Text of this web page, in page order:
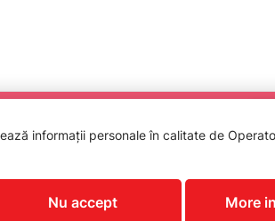
PROTECTIA
informații personale în calitate de
Nu accept More